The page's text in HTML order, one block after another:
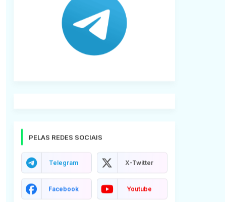
PELAS REDES SOCIAIS
Telegram X-Twitter
Facebook Youtube